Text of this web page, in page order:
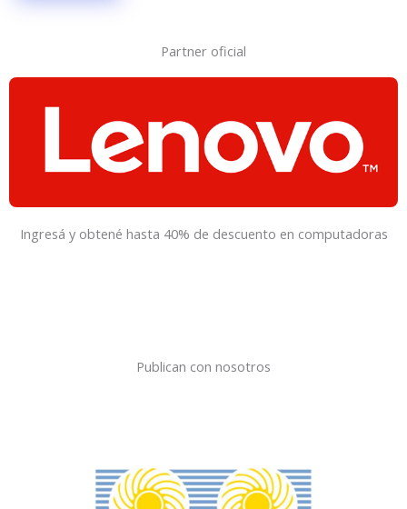
Partner oficial
Ingresá y obtené hasta 40% de descuento en computadoras
Publican con nosotros